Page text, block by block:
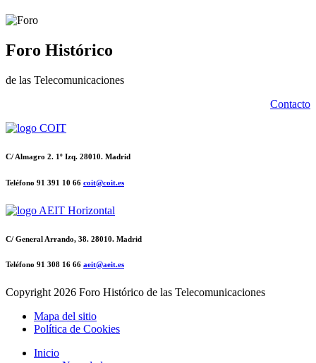
Foro Histórico
de las Telecomunicaciones
Contacto
C/ Almagro 2. 1º Izq. 28010. Madrid
Teléfono 91 391 10 66 coit@coit.es
C/ General Arrando, 38. 28010. Madrid
Teléfono 91 308 16 66 aeit@aeit.es
Copyright2026 Foro Histórico de las Telecomunicaciones
Mapa del sitio
Política de Cookies
Inicio